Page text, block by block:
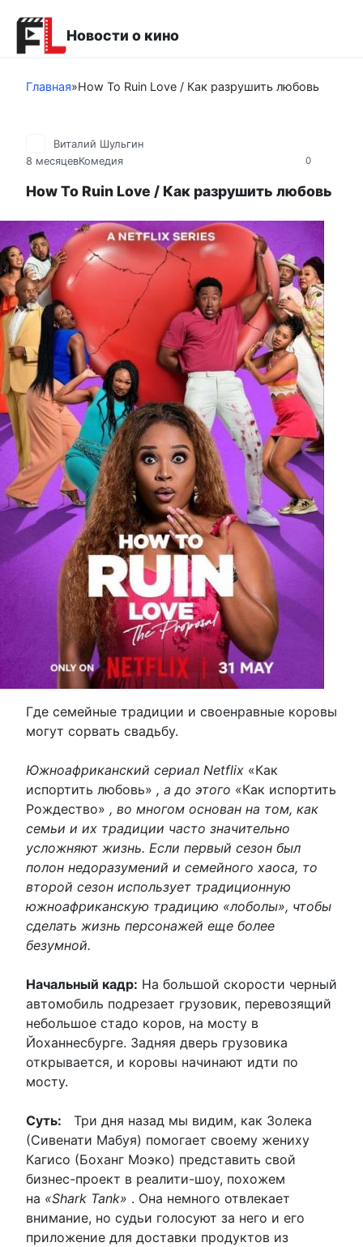
контенту
Новости о кино
Главная»How To Ruin Love / Как разрушить любовь
0
Виталий Шульгин
8 месяцевКомедия
How To Ruin Love / Как разрушить любовь
Где семейные традиции и своенравные коровы
могут сорвать свадьбу.
Южноафриканский сериал Netflix «Как
испортить любовь» , а до этого «Как испортить
Рождество» , во многом основан на том, как
семьи и их традиции часто значительно
усложняют жизнь. Если первый сезон был
полон недоразумений и семейного хаоса, то
второй сезон использует традиционную
южноафриканскую традицию «лоболы», чтобы
сделать жизнь персонажей еще более
безумной.
Начальный кадр: На большой скорости черный
автомобиль подрезает грузовик, перевозящий
небольшое стадо коров, на мосту в
Йоханнесбурге. Задняя дверь грузовика
открывается, и коровы начинают идти по
мосту.
Суть: Три дня назад мы видим, как Золека
(Сивенати Мабуя) помогает своему жениху
Кагисо (Боханг Моэко) представить свой
бизнес-проект в реалити-шоу, похожем
на «Shark Tank» . Она немного отвлекает
внимание, но судьи голосуют за него и его
приложение для доставки продуктов из